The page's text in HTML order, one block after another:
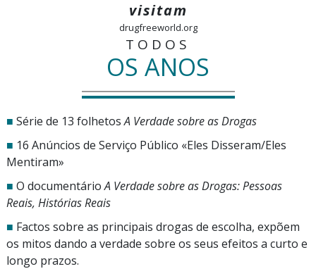
visitam
drugfreeworld.org
TODOS
OS ANOS
■ Série de 13 folhetos A Verdade sobre as Drogas
■ 16 Anúncios de Serviço Público «Eles Disseram/Eles
Mentiram»
■ O documentárioA Verdade sobre as Drogas: Pessoas
Reais, Histórias Reais
■ Factos sobre as principais drogas de escolha, expõem
os mitos dando a verdade sobre os seus efeitos a curto e
longo prazos.